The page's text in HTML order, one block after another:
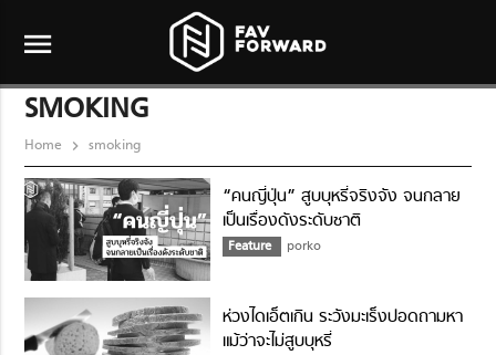
menu
SMOKING
Home smoking
“คนญี่ปุ่น” สูบบุหรี่จริงจัง จนกลาย
เป็นเรื่องดังระดับชาติ
Feature porko
ห่วงไดเอ็ตเกิน ระวังมะเร็งปอดถามหา
แม้ว่าจะไม่สูบบุหรี่